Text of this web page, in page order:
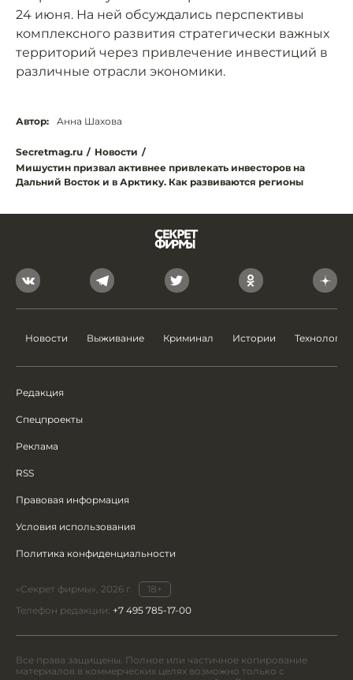
24 июня. На ней обсуждались перспективы
комплексного развития стратегически важных
территорий через привлечение инвестиций в
различные отрасли экономики.
Автор: Анна Шахова
Secretmag.ru / Новости /
Мишустин призвал активнее привлекать инвесторов на
Дальний Восток и в Арктику. Как развиваются регионы
Новости Выживание Криминал Истории Технологии
Редакция
Спецпроекты
Реклама
RSS
Правовая информация
Условия использования
Политика конфиденциальности
«Секрет фирмы», 2026 г.
18+
Телефон редакции: +7 495 785-17-00
Все права защищены. Полное или частичное копирование
материалов в коммерческих целях возможно только с